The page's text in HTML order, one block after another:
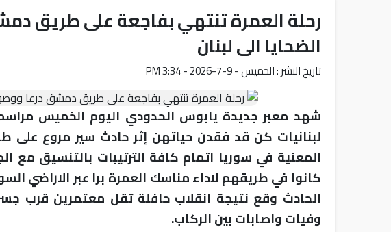
رحلة العمرة تنتهي بفاجعة على طريق
الضحايا الى لبنان
تاريخ النشر : الخميس - 9-7-2026 - 3:34 PM
شهد معبر جديدة يابوس الحدودي اليوم الخميس
لبنانيات كن قد فقدن حياتهن إثر حادث سير مروع
المعنية في سوريا اتمام كافة الترتيبات بالتنسيق مع
كانوا في طريقهم لاداء مناسك العمرة برا عبر الاراضي
الحادث وقع نتيجة انقلاب حافلة تقل معتمرين قرب
وفيات واصابات بين الركاب.